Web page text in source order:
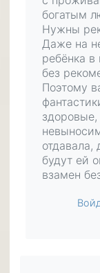
богатым
Нужны
Даже на
ребёнка в
без
Поэтому
отдавала,
будут ей
взамен